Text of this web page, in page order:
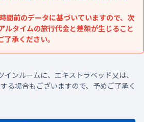
間前のデータに基づいていますので、次
ルタイムの旅行代金と差額が生じること
承ください。
ンルームに、エキストラベッド又は、
る場合もございますので、予めご了承く